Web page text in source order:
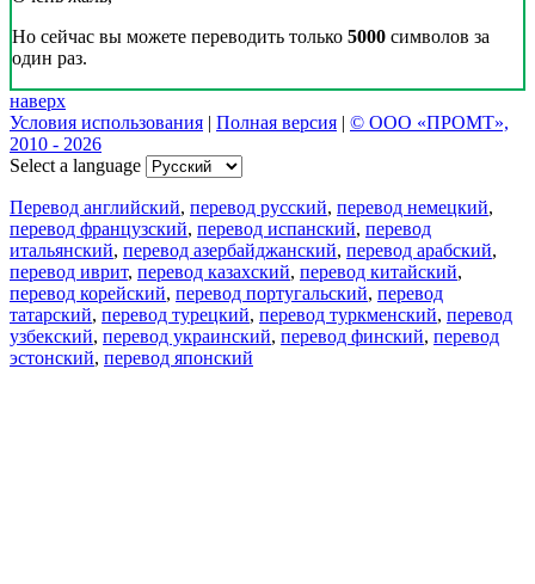
Но сейчас вы можете переводить только 5000 символов за
один раз.
наверх
Условия использования | Полная версия | © ООО «ПРОМТ»,
2010 - 2026
Select a language
Перевод английский, перевод русский, перевод немецкий,
перевод французский, перевод испанский, перевод
итальянский, перевод азербайджанский, перевод арабский,
перевод иврит, перевод казахский, перевод китайский,
перевод корейский, перевод португальский, перевод
татарский, перевод турецкий, перевод туркменский, перевод
узбекский, перевод украинский, перевод финский, перевод
эстонский, перевод японский